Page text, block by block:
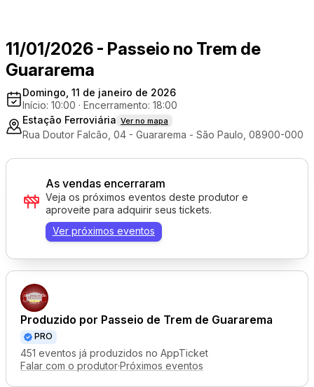
11/01/2026 - Passeio no Trem de
Guararema
Domingo, 11 de janeiro de 2026
Início: 10:00 · Encerramento: 18:00
Estação Ferroviária Ver no mapa
Rua Doutor Falcão, 04 - Guararema - São Paulo, 08900-000
Produzido por Passeio de Trem de Guararema
PRO
451 eventos já produzidos no AppTicket
Falar com o produtor·Próximos eventos
As vendas encerraram
Veja os próximos eventos deste produtor e
aproveite para adquirir seus tickets.
Ver próximos eventos